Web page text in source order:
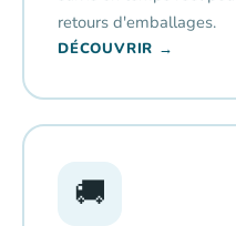
retours d'emballages.
DÉCOUVRIR →
🚚